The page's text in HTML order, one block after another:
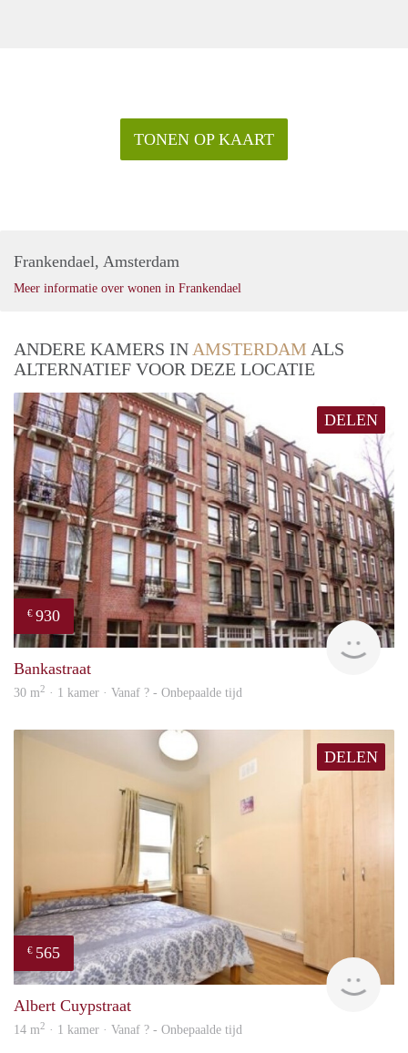
TONEN OP KAART
Frankendael, Amsterdam
Meer informatie over wonen in Frankendael
ANDERE KAMERS IN AMSTERDAM ALS
ALTERNATIEF VOOR DEZE LOCATIE
DELEN
€ 930
Bankastraat
30 m2 · 1 kamer · Vanaf ? - Onbepaalde tijd
DELEN
€ 565
Albert Cuypstraat
14 m2 · 1 kamer · Vanaf ? - Onbepaalde tijd